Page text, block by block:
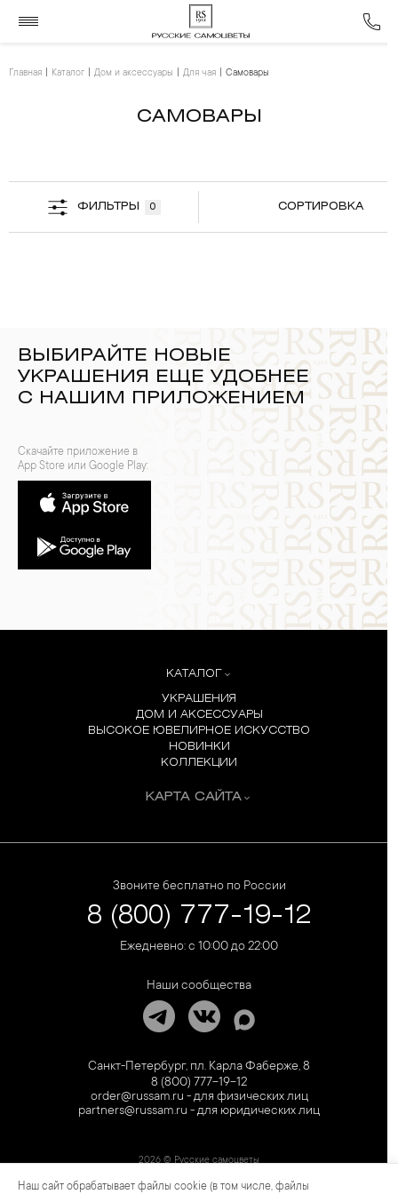
Главная Каталог Дом и аксессуары Для чая Самовары
САМОВАРЫ
ФИЛЬТРЫ 0 СОРТИРОВКА
ВЫБИРАЙТЕ НОВЫЕ
УКРАШЕНИЯ ЕЩЕ УДОБНЕЕ
С НАШИМ ПРИЛОЖЕНИЕМ
Скачайте приложение в
App Store или Google Play:
КАТАЛОГ
УКРАШЕНИЯ
ДОМ И АКСЕССУАРЫ
ВЫСОКОЕ ЮВЕЛИРНОЕ ИСКУССТВО
НОВИНКИ
КОЛЛЕКЦИИ
КАРТА САЙТА
Звоните бесплатно по России
8 (800) 777-19-12
Ежедневно: с 10:00 до 22:00
Наши сообщества
Санкт-Петербург, пл. Карла Фаберже, 8
8 (800) 777-19-12
order@russam.ru - для физических лиц
partners@russam.ru - для юридических лиц
2026 © Русские самоцветы
Предложение не является публичной офертой. Цены на сайте и в розничной сети
Наш сайт обрабатывает файлы cookie (в том числе, файлы